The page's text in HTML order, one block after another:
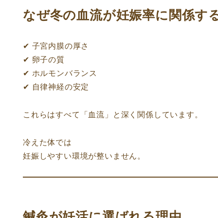
なぜ冬の血流が妊娠率に関係す
✔ 子宮内膜の厚さ
✔ 卵子の質
✔ ホルモンバランス
✔ 自律神経の安定
これらはすべて「血流」と深く関係しています。
冷えた体では
妊娠しやすい環境が整いません。